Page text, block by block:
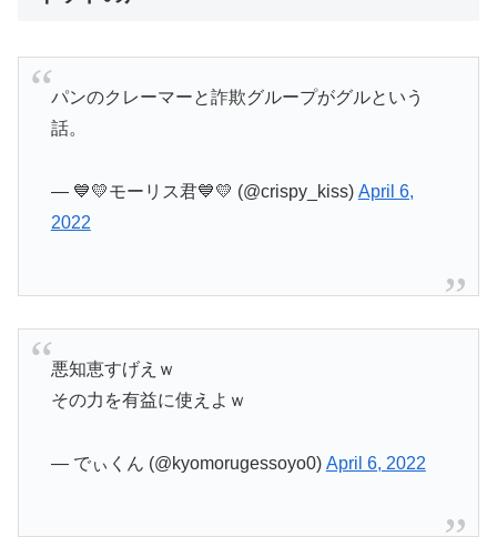
パンのクレーマーと詐欺グループがグルという
話。
— 💙💛モーリス君💙💛 (@crispy_kiss) April 6,
2022
悪知恵すげえｗ
その力を有益に使えよｗ
— でぃくん (@kyomorugessoyo0) April 6, 2022